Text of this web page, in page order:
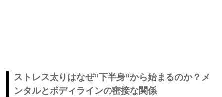
ストレス太りはなぜ“下半身”から始まるのか？メ
ンタルとボディラインの密接な関係